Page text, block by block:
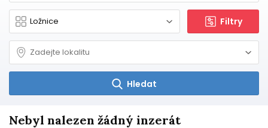
Filtry
Hledat
Nebyl nalezen žádný inzerát